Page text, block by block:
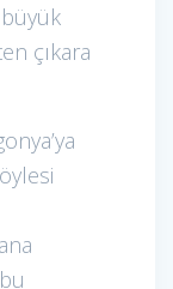
çıkara